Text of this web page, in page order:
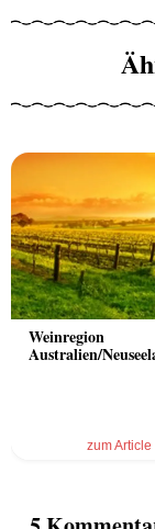
Weinregion
Australien/
zum Article